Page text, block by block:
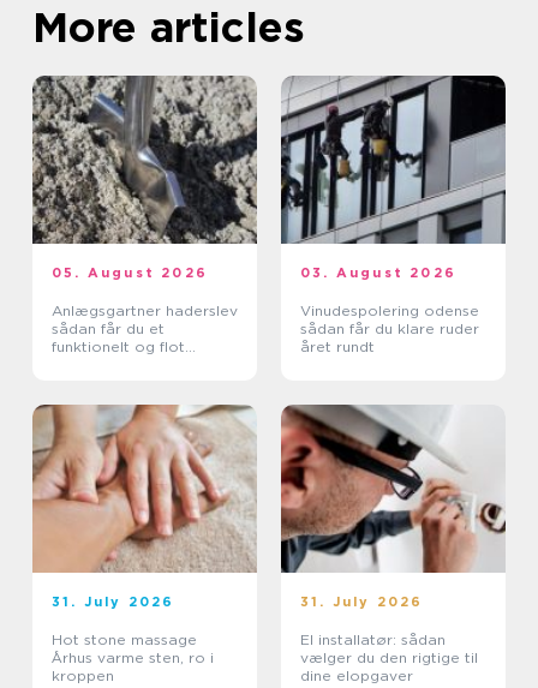
More articles
05. August 2026
Anlægsgartner haderslev
sådan får du et
funktionelt og flot
03. August 2026
Vinudespolering odense
sådan får du klare ruder
året rundt
31. July 2026
Hot stone massage
Århus varme sten, ro i
kroppen
31. July 2026
El installatør: sådan
vælger du den rigtige til
dine elopgaver